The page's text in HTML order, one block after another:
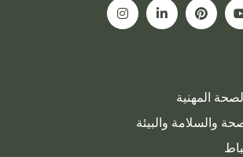
المهنية
والسلامة والبيئة